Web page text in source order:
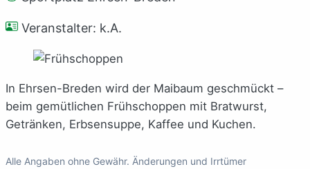
Veranstalter: k.A.
In Ehrsen-Breden wird der Maibaum geschmückt –
beim gemütlichen Frühschoppen mit Bratwurst,
Getränken, Erbsensuppe, Kaffee und Kuchen.
Alle Angaben ohne Gewähr. Änderungen und Irrtümer